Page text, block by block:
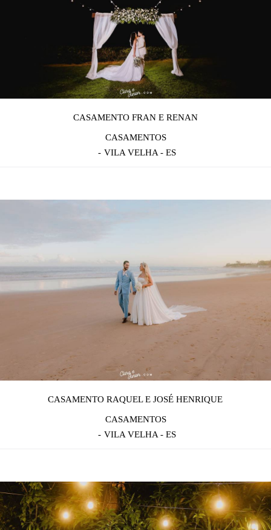
CASAMENTO FRAN E RENAN
CASAMENTOS
VILA VELHA - ES
CASAMENTO RAQUEL E JOSÉ HENRIQUE
CASAMENTOS
VILA VELHA - ES